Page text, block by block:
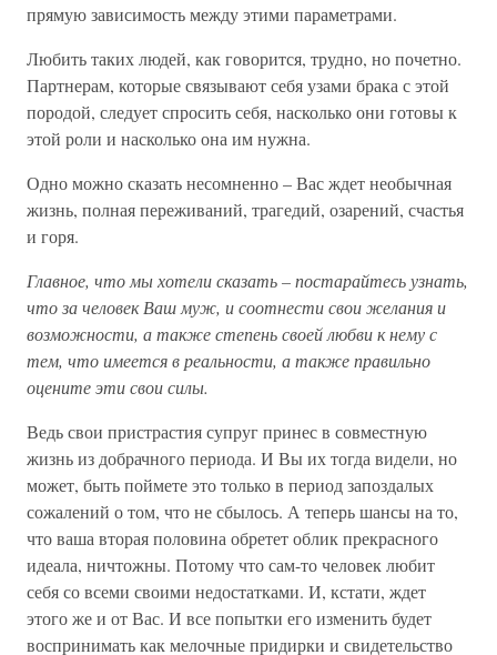
прямую зависимость между этими параметрами.
Любить таких людей, как говорится, трудно, но почетно.
Партнерам, которые связывают себя узами брака с этой
породой, следует спросить себя, насколько они готовы к
этой роли и насколько она им нужна.
Одно можно сказать несомненно – Вас ждет необычная
жизнь, полная переживаний, трагедий, озарений, счастья
и горя.
Главное, что мы хотели сказать – постарайтесь узнать,
что за человек Ваш муж, и соотнести свои желания и
возможности, а также степень своей любви к нему с
тем, что имеется в реальности, а также правильно
оцените эти свои силы.
Ведь свои пристрастия супруг принес в совместную
жизнь из добрачного периода. И Вы их тогда видели, но
может, быть поймете это только в период запоздалых
сожалений о том, что не сбылось. А теперь шансы на то,
что ваша вторая половина обретет облик прекрасного
идеала, ничтожны. Потому что сам-то человек любит
себя со всеми своими недостатками. И, кстати, ждет
этого же и от Вас. И все попытки его изменить будет
воспринимать как мелочные придирки и свидетельство